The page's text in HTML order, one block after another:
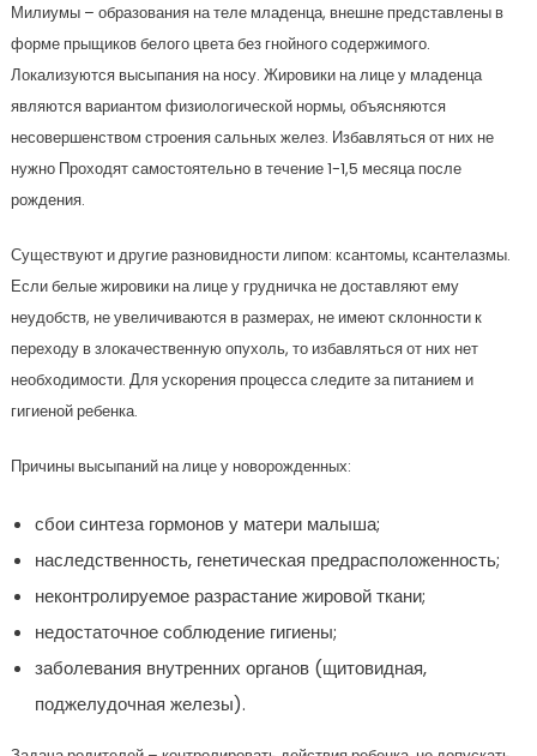
Милиумы – образования на теле младенца, внешне представлены в
форме прыщиков белого цвета без гнойного содержимого.
Локализуются высыпания на носу. Жировики на лице у младенца
являются вариантом физиологической нормы, объясняются
несовершенством строения сальных желез. Избавляться от них не
нужно Проходят самостоятельно в течение 1-1,5 месяца после
рождения.
Существуют и другие разновидности липом: ксантомы, ксантелазмы.
Если белые жировики на лице у грудничка не доставляют ему
неудобств, не увеличиваются в размерах, не имеют склонности к
переходу в злокачественную опухоль, то избавляться от них нет
необходимости. Для ускорения процесса следите за питанием и
гигиеной ребенка.
Причины высыпаний на лице у новорожденных:
сбои синтеза гормонов у матери малыша;
наследственность, генетическая предрасположенность;
неконтролируемое разрастание жировой ткани;
недостаточное соблюдение гигиены;
заболевания внутренних органов (щитовидная,
поджелудочная железы).